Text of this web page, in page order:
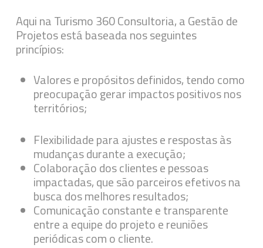
Aqui na Turismo 360 Consultoria, a Gestão de
Projetos está baseada nos seguintes
princípios:
Valores e propósitos definidos, tendo como
preocupação gerar impactos positivos nos
territórios;
Flexibilidade para ajustes e respostas às
mudanças durante a execução;
Colaboração dos clientes e pessoas
impactadas, que são parceiros efetivos na
busca dos melhores resultados;
Comunicação constante e transparente
entre a equipe do projeto e reuniões
periódicas com o cliente.